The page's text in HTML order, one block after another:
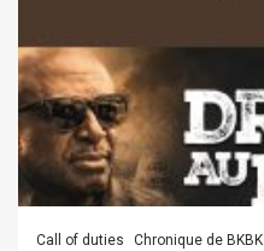
Call of duties Chronique de BKBK